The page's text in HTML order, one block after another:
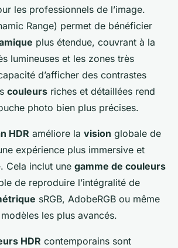
les professionnels de l’image.
Range) permet de bénéficier
plus étendue, couvrant à la
lumineuses et les zones très
d’afficher des contrastes
couleurs riches et détaillées rend
photo bien plus précises.
HDR améliore la vision globale de
expérience plus immersive et
Cela inclut une gamme de couleurs
de reproduire l’intégralité de
sRGB, AdobeRGB ou même
les plus avancés.
HDR contemporains sont